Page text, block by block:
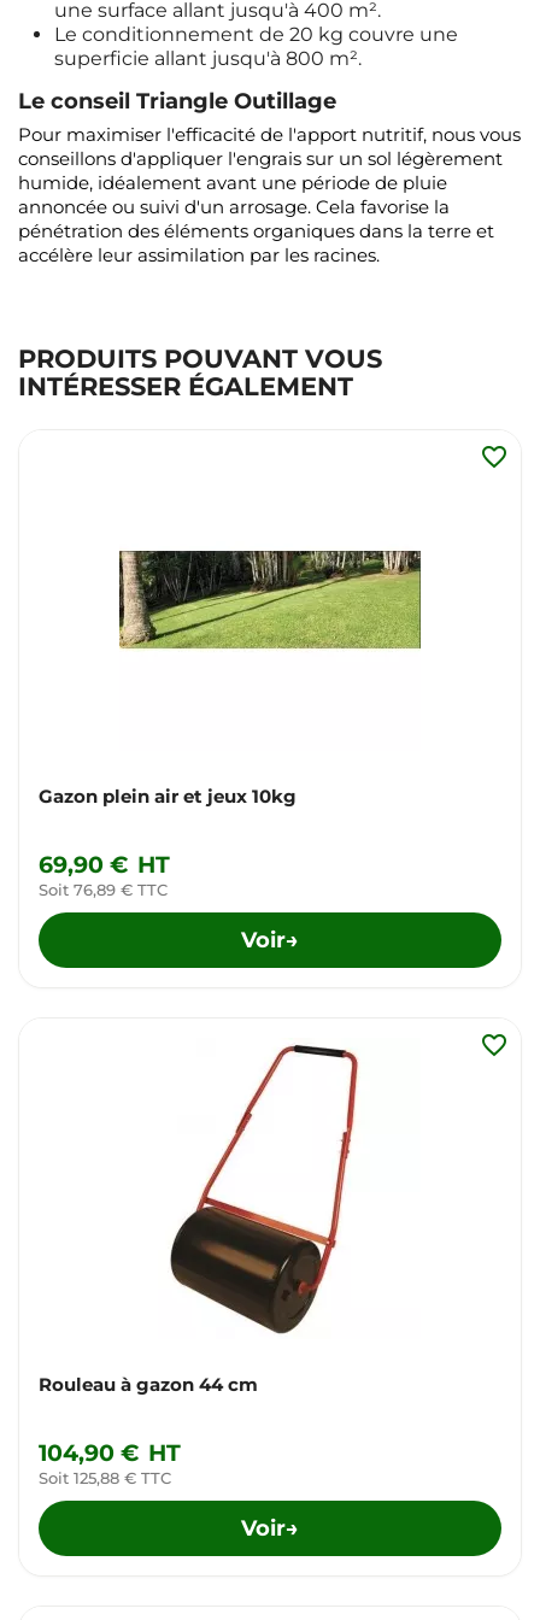
une surface allant jusqu'à 400 m².
Le conditionnement de 20 kg couvre une
superficie allant jusqu'à 800 m².
Le conseil Triangle Outillage
Pour maximiser l'efficacité de l'apport nutritif, nous vous
conseillons d'appliquer l'engrais sur un sol légèrement
humide, idéalement avant une période de pluie
annoncée ou suivi d'un arrosage. Cela favorise la
pénétration des éléments organiques dans la terre et
accélère leur assimilation par les racines.
PRODUITS POUVANT VOUS
INTÉRESSER ÉGALEMENT
Gazon plein air et jeux 10kg
69,90 € HT
Soit 76,89 € TTC
Voir→
favorite_border
Rouleau à gazon 44 cm
104,90 € HT
Soit 125,88 € TTC
Voir→
favorite_border